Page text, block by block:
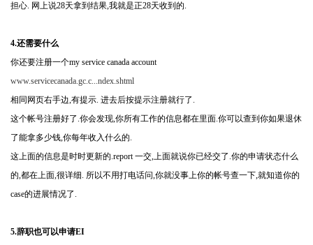
担心. 网上说28天拿到结果,我就是正28天收到的.
4.还需要什么
你还要注册一个my service canada account
www.servicecanada.gc.c...ndex.shtml
相同网页右手边,有提示. 进去后按提示注册就行了.
这个帐号注册好了.你会发现,你所有工作的信息都在里面.你可以查到你如果退休
了能拿多少钱,你每年收入什么的.
这上面的信息是时时更新的.report 一交,上面就说你已经交了.你的申请状态什么
的,都在上面,很详细. 所以不用打电话问,你就没事上你的帐号查一下,就知道你的
case的进展情况了.
5.辞职也可以申请EI